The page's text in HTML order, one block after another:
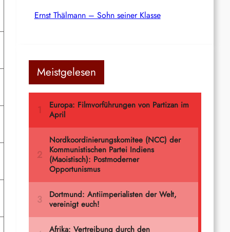
Ernst Thälmann – Sohn seiner Klasse
Meistgelesen